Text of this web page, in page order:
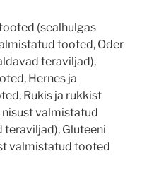
(sealhulgas
tooted, Oder
teraviljad),
Hernes ja
Rukis ja rukkist
valmistatud
Gluteeni
valmistatud tooted